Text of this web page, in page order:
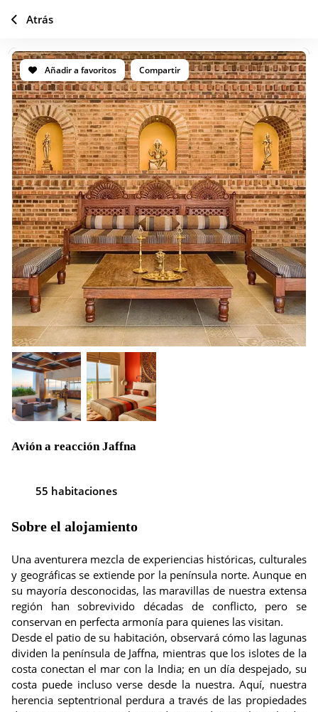
Añadir a favoritos Compartir
Avión a reacción Jaffna
55 habitaciones
Sobre el alojamiento
Una aventurera mezcla de experiencias históricas, culturales
y geográficas se extiende por la península norte. Aunque en
su mayoría desconocidas, las maravillas de nuestra extensa
región han sobrevivido décadas de conflicto, pero se
conservan en perfecta armonía para quienes las visitan.
Desde el patio de su habitación, observará cómo las lagunas
dividen la península de Jaffna, mientras que los islotes de la
costa conectan el mar con la India; en un día despejado, su
costa puede incluso verse desde la nuestra. Aquí, nuestra
herencia septentrional perdura a través de las propiedades
Atrás